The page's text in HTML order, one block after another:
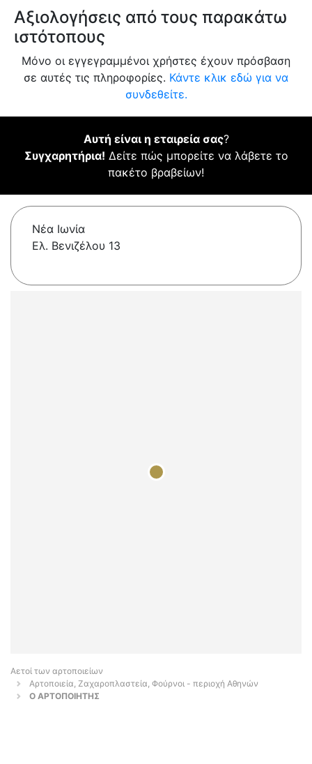
Αξιολογήσεις από τους παρακάτω
ιστότοπους
Μόνο οι εγγεγραμμένοι χρήστες έχουν πρόσβαση
σε αυτές τις πληροφορίες. Κάντε κλικ εδώ για να
συνδεθείτε.
Αυτή είναι η εταιρεία σας?
Συγχαρητήρια! Δείτε πώς μπορείτε να λάβετε το
πακέτο βραβείων!
Νέα Ιωνία
Ελ. Βενιζέλου 13
Αετοί των αρτοποιείων
Αρτοποιεία, Ζαχαροπλαστεία, Φούρνοι - περιοχή Αθηνών
Ο ΑΡΤΟΠΟΙΗΤΗΣ